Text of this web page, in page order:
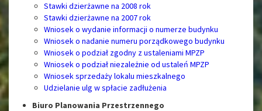
Stawki dzierżawne na 2008 rok
Stawki dzierżawne na 2007 rok
Wniosek o wydanie informacji o numerze budynku
Wniosek o nadanie numeru porządkowego budynku
Wniosek o podział zgodny z ustaleniami MPZP
Wniosek o podział niezależnie od ustaleń MPZP
Wniosek sprzedaży lokalu mieszkalnego
Udzielanie ulg w spłacie zadłużenia
Biuro Planowania Przestrzennego